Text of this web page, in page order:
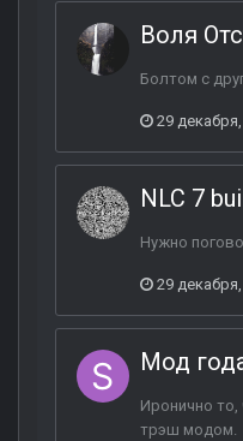
Воля
Болтом с
29
NLC 7
Нужно
29
Мод
Иронично
трэш модом.